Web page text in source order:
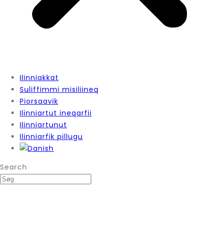
Ilinniakkat
Suliffimmi misiliineq
Piorsaavik
Ilinniartut ineqarfii
Ilinniartunut
Ilinniarfik pillugu
Search